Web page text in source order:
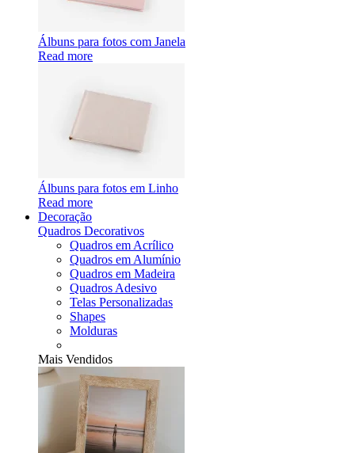
Álbuns para fotos com Janela
Read more
Álbuns para fotos em Linho
Read more
Decoração
Quadros Decorativos
Quadros em Acrílico
Quadros em Alumínio
Quadros em Madeira
Quadros Adesivo
Telas Personalizadas
Shapes
Molduras
Mais Vendidos